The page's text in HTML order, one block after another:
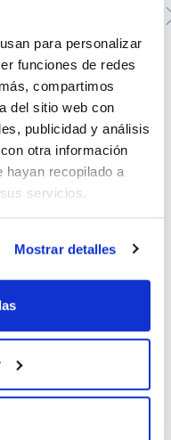
para personalizar
funciones de redes
compartimos
del sitio web con
publicidad y análisis
otra información
hayan recopilado a
servicios.
Mostrar detalles
4 longitudes de onda y
LOVIBOND.
para